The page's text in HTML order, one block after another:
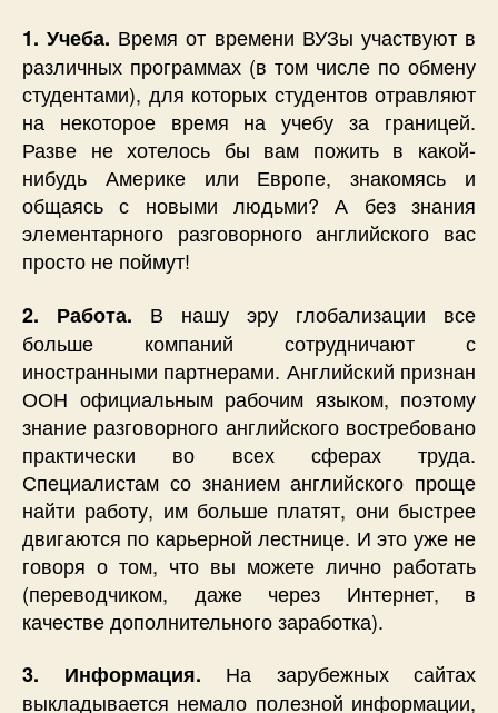
1. Учеба. Время от времени ВУЗы участвуют в
различных программах (в том числе по обмену
студентами), для которых студентов отравляют
на некоторое время на учебу за границей.
Разве не хотелось бы вам пожить в какой-
нибудь Америке или Европе, знакомясь и
общаясь с новыми людьми? А без знания
элементарного разговорного английского вас
просто не поймут!
2. Работа. В нашу эру глобализации все
больше компаний сотрудничают с
иностранными партнерами. Английский признан
ООН официальным рабочим языком, поэтому
знание разговорного английского востребовано
практически во всех сферах труда.
Специалистам со знанием английского проще
найти работу, им больше платят, они быстрее
двигаются по карьерной лестнице. И это уже не
говоря о том, что вы можете лично работать
(переводчиком, даже через Интернет, в
качестве дополнительного заработка).
3. Информация. На зарубежных сайтах
выкладывается немало полезной информации,